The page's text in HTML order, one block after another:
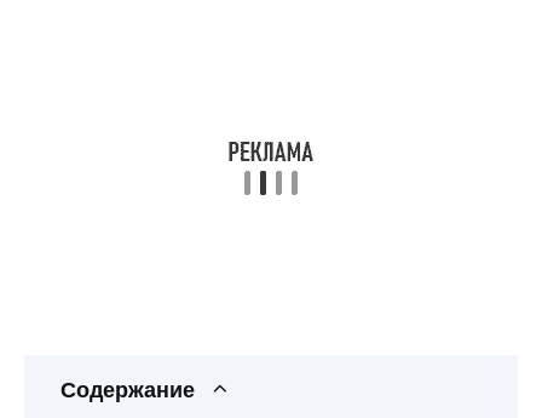
Содержание